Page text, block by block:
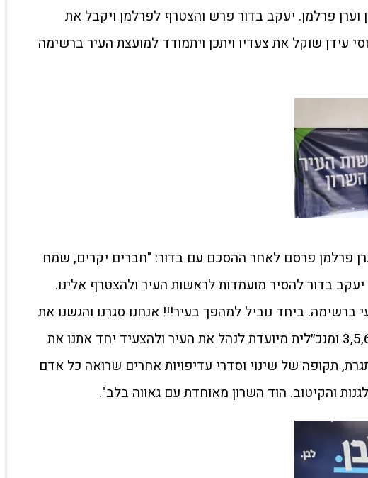
וערן פרלמן. יעקב בדור פרש והצטרף לפרלמן ויקבל את
עידן שוקל את צעדיו ויתכן ויתמודד למועצת העיר ברשימה
פרלמן פרסם לאחר ההסכם עם בדור: "חברים יקרים, שמח
יעקב בדור להסיר מועמדות לראשות העיר ולהצטרף אלינו.
ברשימה. ביחד נוביל למהפך בעיר!!! אנחנו סגרנו והגשנו את
הרשימה: נשים במקומות 3,5,6 ומנכ״לית מיועדת לנהל את העיר ולהצעיד יחד אתנו את
תקופה של שינוי וסדרי עדיפויות אחרים שרואה כל אדם
והקיטוב. הוד השרון מאוחדת עם גאווה בלב".